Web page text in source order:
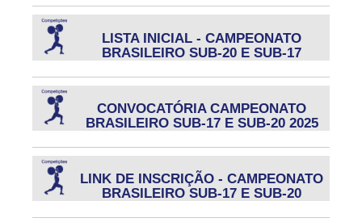
LISTA INICIAL - CAMPEONATO
BRASILEIRO SUB-20 E SUB-17
CONVOCATÓRIA CAMPEONATO
BRASILEIRO SUB-17 E SUB-20 2025
LINK DE INSCRIÇÃO - CAMPEONATO
BRASILEIRO SUB-17 E SUB-20